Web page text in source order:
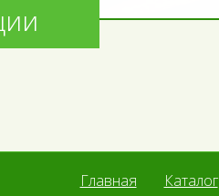
Главная Каталог